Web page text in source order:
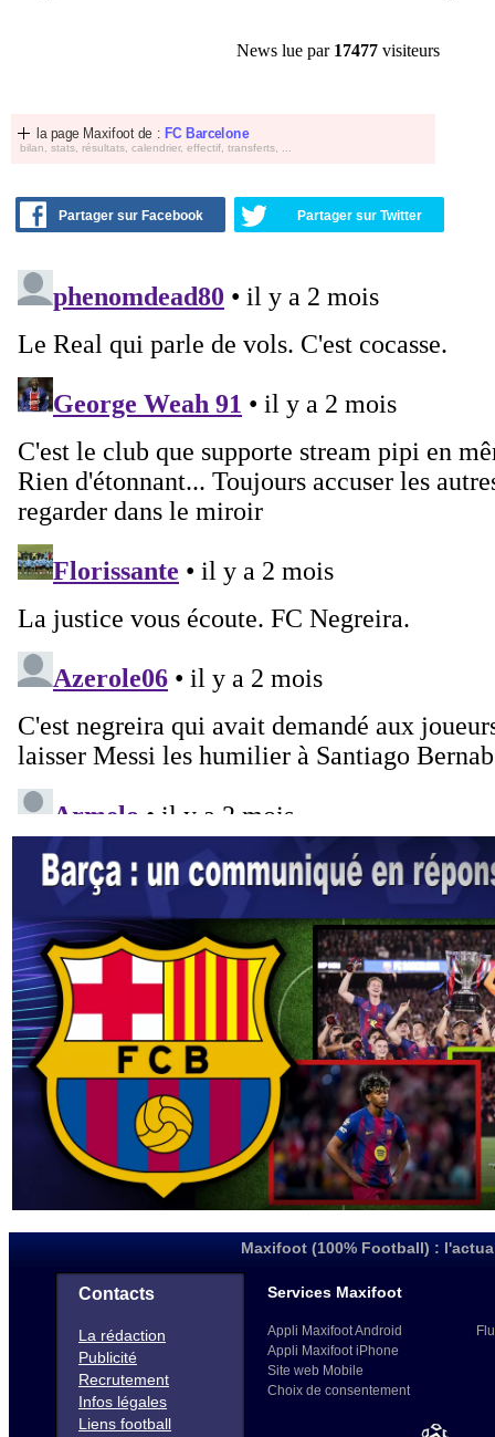
News lue par 17477 visiteurs
la page Maxifoot de : FC Barcelone
bilan, stats, résultats, calendrier, effectif, transferts, ...
Partager sur Facebook Partager sur Twitter
Maxifoot (100% Football) :
Contacts
La rédaction
Publicité
Recrutement
Infos légales
Liens football
Services Maxifoot
Appli Maxifoot Android
Appli Maxifoot iPhone
Site web Mobile
Choix de consentement